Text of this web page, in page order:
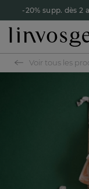
-20% supp. dès 2
Voir tous les